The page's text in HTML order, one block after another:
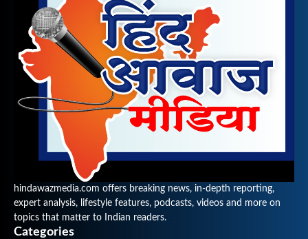
hindawazmedia.com offers breaking news, in-depth reporting,
expert analysis, lifestyle features, podcasts, videos and more on
topics that matter to Indian readers.
Categories